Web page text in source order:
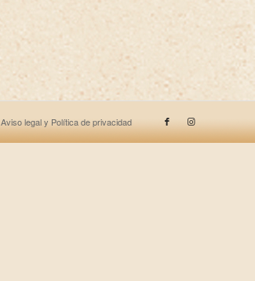
Aviso legal y Política de privacidad